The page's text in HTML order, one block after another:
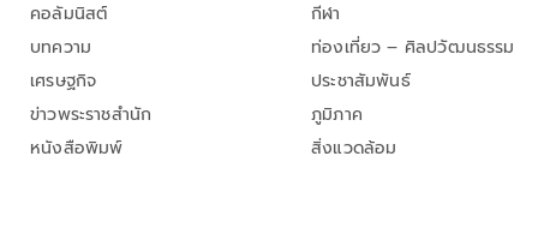
คอลัมนิสต์
บทความ
เศรษฐกิจ
ข่าวพระราชสำนัก
หนังสือพิมพ์
กีฬา
ท่องเที่ยว – ศิลปวัฒนธรรม
ประชาสัมพันธ์
ภูมิภาค
สิ่งแวดล้อม